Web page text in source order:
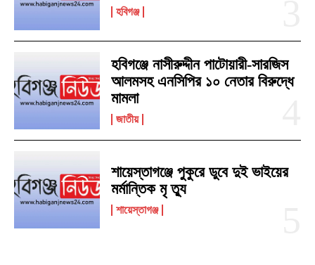
হবিগঞ্জ
হবিগঞ্জে নাসীরুদ্দীন পাটোয়ারী-সারজিস
আলমসহ এনসিপির ১০ নেতার বিরুদ্ধে
মামলা
জাতীয়
শায়েস্তাগঞ্জে পুকুরে ডুবে দুই ভাইয়ের
মর্মান্তিক মৃ ত্যু
শায়েস্তাগঞ্জ